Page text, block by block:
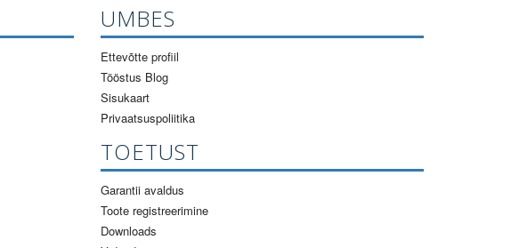
UMBES
Ettevõtte profiil
Tööstus Blog
Sisukaart
Privaatsuspoliitika
TOETUST
Garantii avaldus
Toote registreerimine
Downloads